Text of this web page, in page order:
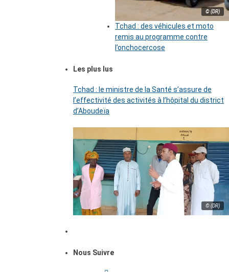
© (DR)
Tchad : des véhicules et moto
remis au programme contre
l’onchocercose
Les plus lus
Tchad : le ministre de la Santé s’assure de
l’effectivité des activités à l’hôpital du district
d’Aboudeïa
© (DR)
Nous Suivre